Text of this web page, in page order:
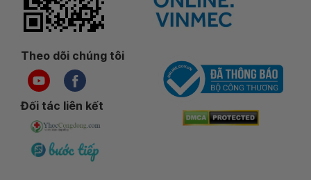
Theo dõi chúng tôi
Đối tác liên kết